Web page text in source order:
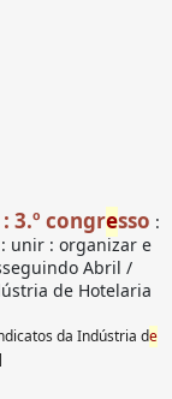
3.º congresso :
unir : organizar e
Abril /
de Hotelaria
da Indústria de